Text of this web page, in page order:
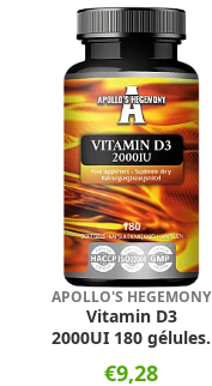
APOLLO'S HEGEMONY
Vitamin D3
2000UI 180 gélules.
€9,28